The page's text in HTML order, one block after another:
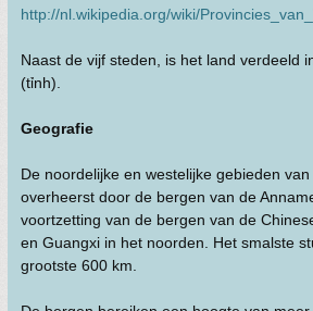
http://nl.wikipedia.org/wiki/
Naast de vijf steden, is het land verdeeld
(tỉnh).
Geografie
De noordelijke en westelijke gebieden
overheerst door de bergen van de
voortzetting van de bergen van de
en Guangxi in het noorden. Het smalste
grootste 600 km.